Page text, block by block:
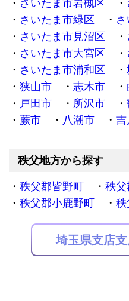
さいたま市岩槻区
さいたま市緑区
さいたま市見沼区
さいたま市大宮区
さいたま市浦和区
狭山市
志木市
戸田市
所沢市
蕨市
八潮市 吉
秩父地方から探す
秩父郡皆野町
秩父
秩父郡小鹿野町
秩
埼玉県支店